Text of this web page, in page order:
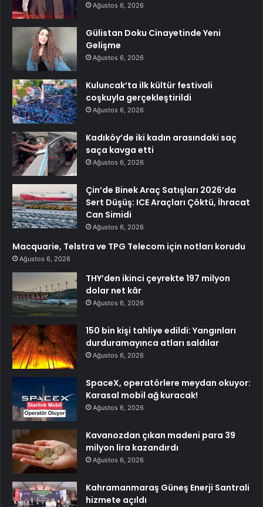
Ağustos 6, 2026
Gülistan Doku Cinayetinde Yeni
Gelişme
Ağustos 6, 2026
Kuluncak’ta ilk kültür festivali
coşkuyla gerçekleştirildi
Ağustos 6, 2026
Kadıköy’de iki kadın arasındaki saç
saça kavga etti
Ağustos 6, 2026
Çin’de Binek Araç Satışları 2026’da
Sert Düşüş: ICE Araçları Çöktü, İhracat
Can Simidi
Ağustos 6, 2026
Macquarie, Telstra ve TPG Telecom için notları korudu
Ağustos 6, 2026
THY’den ikinci çeyrekte 197 milyon
dolar net kâr
Ağustos 6, 2026
150 bin kişi tahliye edildi: Yangınları
durduramayınca atları saldılar
Ağustos 6, 2026
SpaceX, operatörlere meydan okuyor:
Karasal mobil ağ kuracak!
Ağustos 6, 2026
Kavanozdan çıkan madeni para 39
milyon lira kazandırdı
Ağustos 6, 2026
Kahramanmaraş Güneş Enerji Santrali
hizmete açıldı